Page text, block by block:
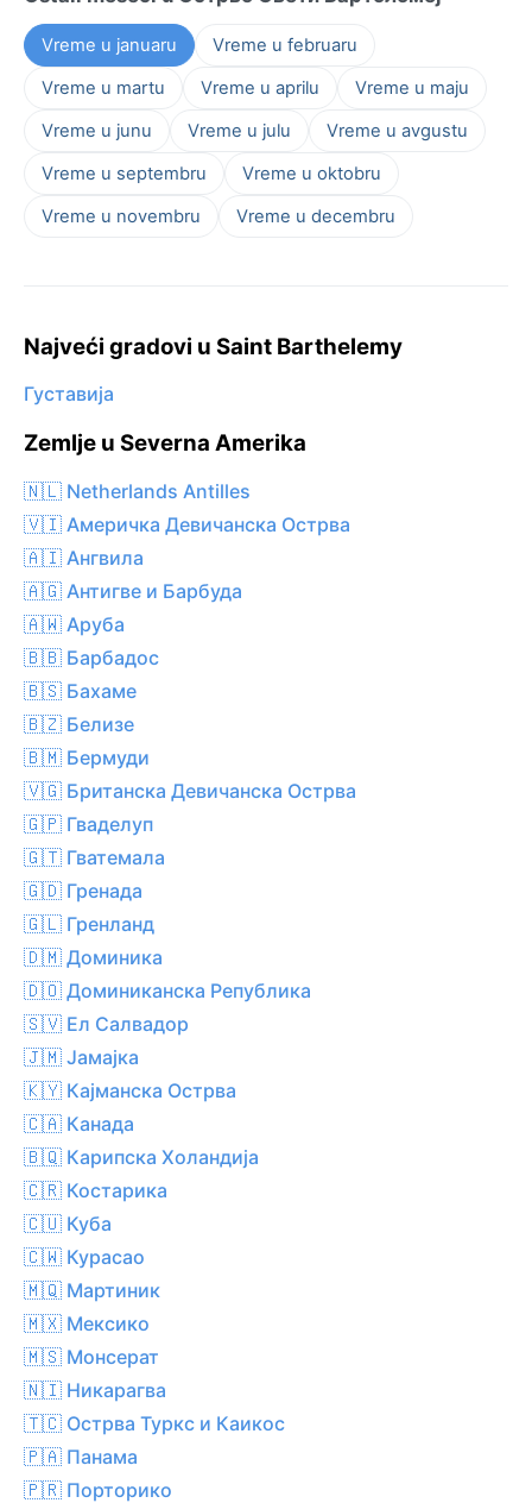
Vreme u januaru
Vreme u februaru
Vreme u martu
Vreme u aprilu
Vreme u maju
Vreme u junu
Vreme u julu
Vreme u avgustu
Vreme u septembru
Vreme u oktobru
Vreme u novembru
Vreme u decembru
Najveći gradovi u Saint Barthelemy
Густавија
Zemlje u Severna Amerika
🇳🇱 Netherlands Antilles
🇻🇮 Америчка Девичанска Острва
🇦🇮 Ангвила
🇦🇬 Антигве и Барбуда
🇦🇼 Аруба
🇧🇧 Барбадос
🇧🇸 Бахаме
🇧🇿 Белизе
🇧🇲 Бермуди
🇻🇬 Британска Девичанска Острва
🇬🇵 Гваделуп
🇬🇹 Гватемала
🇬🇩 Гренада
🇬🇱 Гренланд
🇩🇲 Доминика
🇩🇴 Доминиканска Република
🇸🇻 Ел Салвадор
🇯🇲 Јамајка
🇰🇾 Кајманска Острва
🇨🇦 Канада
🇧🇶 Карипска Холандија
🇨🇷 Костарика
🇨🇺 Куба
🇨🇼 Курасао
🇲🇶 Мартиник
🇲🇽 Мексико
🇲🇸 Монсерат
🇳🇮 Никарагва
🇹🇨 Острва Туркс и Каикос
🇵🇦 Панама
🇵🇷 Порторико